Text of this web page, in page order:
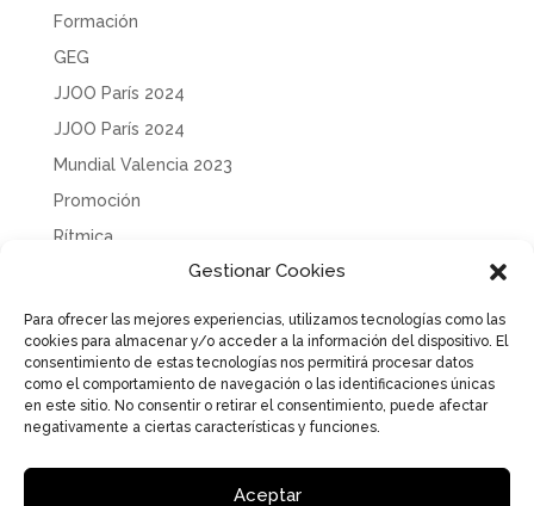
Gestionar Cookies
Para ofrecer las mejores experiencias, utilizamos tecnologías como las
cookies para almacenar y/o acceder a la información del dispositivo. El
consentimiento de estas tecnologías nos permitirá procesar datos
como el comportamiento de navegación o las identificaciones únicas
en este sitio. No consentir o retirar el consentimiento, puede afectar
negativamente a ciertas características y funciones.
Aceptar
Formación
GEG
JJOO París 2024
JJOO París 2024
Mundial Valencia 2023
Promoción
Rítmica
Tecnificación
Uncategorized
Política de Privacidad